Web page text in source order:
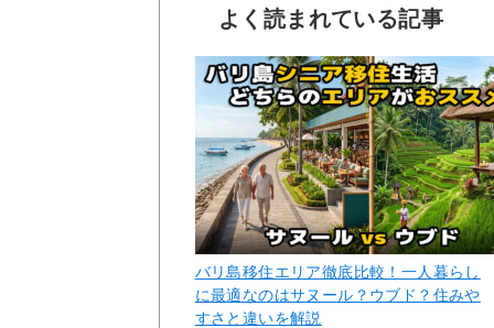
よく読まれている記事
バリ島移住エリア徹底比較！一人暮らし
に最適なのはサヌール？ウブド？住みや
すさと違いを解説